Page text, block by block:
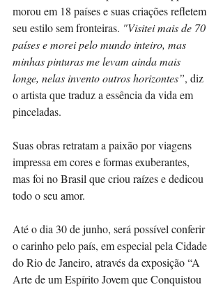
morou em 18 países e suas criações refletem
seu estilo sem fronteiras. "Visitei mais de 70
países e morei pelo mundo inteiro, mas
minhas pinturas me levam ainda mais
longe, nelas invento outros horizontes”, diz
o artista que traduz a essência da vida em
pinceladas.
Suas obras retratam a paixão por viagens
impressa em cores e formas exuberantes,
mas foi no Brasil que criou raízes e dedicou
todo o seu amor.
Até o dia 30 de junho, será possível conferir
o carinho pelo país, em especial pela Cidade
do Rio de Janeiro, através da exposição “A
Arte de um Espírito Jovem que Conquistou